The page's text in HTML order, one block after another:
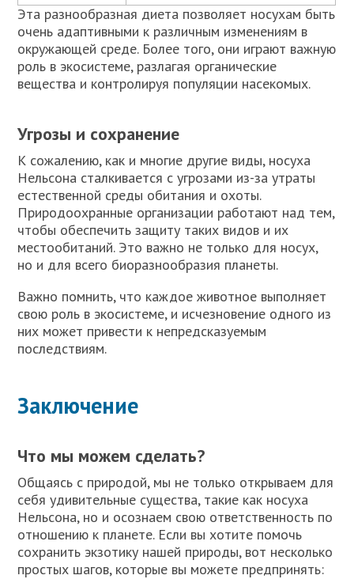
Эта разнообразная диета позволяет носухам быть
очень адаптивными к различным изменениям в
окружающей среде. Более того, они играют важную
роль в экосистеме, разлагая органические
вещества и контролируя популяции насекомых.
Угрозы и сохранение
К сожалению, как и многие другие виды, носуха
Нельсона сталкивается с угрозами из-за утраты
естественной среды обитания и охоты.
Природоохранные организации работают над тем,
чтобы обеспечить защиту таких видов и их
местообитаний. Это важно не только для носух,
но и для всего биоразнообразия планеты.
Важно помнить, что каждое животное выполняет
свою роль в экосистеме, и исчезновение одного из
них может привести к непредсказуемым
последствиям.
Заключение
Что мы можем сделать?
Общаясь с природой, мы не только открываем для
себя удивительные существа, такие как носуха
Нельсона, но и осознаем свою ответственность по
отношению к планете. Если вы хотите помочь
сохранить экзотику нашей природы, вот несколько
простых шагов, которые вы можете предпринять: